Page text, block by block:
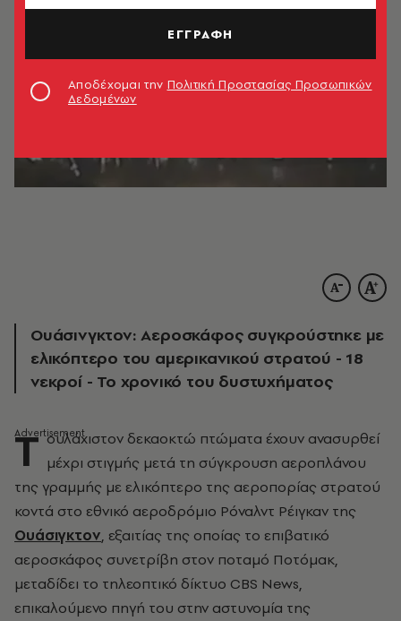
Ουάσινγκτον: Αεροσκάφος συγκρούστηκε με
ελικόπτερο του αμερικανικού στρατού - 18
νεκροί - Το χρονικό του δυστυχήματος
Τ ουλάχιστον δεκαοκτώ πτώματα έχουν ανασυρθεί
μέχρι στιγμής μετά τη σύγκρουση αεροπλάνου
της γραμμής με ελικόπτερο της αεροπορίας στρατού
κοντά στο εθνικό αεροδρόμιο Ρόναλντ Ρέιγκαν της
Ουάσιγκτον, εξαιτίας της οποίας το επιβατικό
αεροσκάφος συνετρίβη στον ποταμό Ποτόμακ,
μεταδίδει το τηλεοπτικό δίκτυο CBS News,
επικαλούμενο πηγή του στην αστυνομία της
ΕΓΓΡΑΦΗ
Αποδέχομαι την Πολιτική Προστασίας Προσωπικών
Δεδομένων